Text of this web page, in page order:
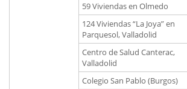
59 Viviendas en Olmedo
124 Viviendas “La Joya” en
Parquesol, Valladolid
Centro de Salud Canterac,
Valladolid
Colegio San Pablo (Burgos)